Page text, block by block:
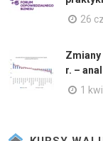
26
Zmiany
r. –
1